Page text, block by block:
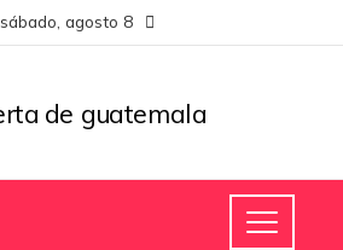
sábado, agosto 8